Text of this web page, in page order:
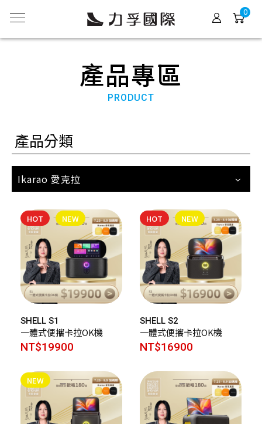
產品專區
PRODUCT
產品分類
Ikarao 愛克拉
HOT NEW
SHELL S1
一體式便攜卡拉OK機
NT$19900
HOT NEW
SHELL S2
一體式便攜卡拉OK機
NT$16900
NEW
0